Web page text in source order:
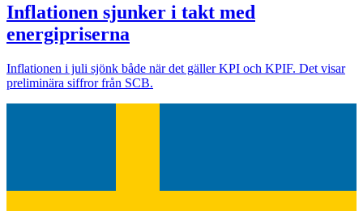
Inflationen sjunker i takt med
energipriserna
Inflationen i juli sjönk både när det gäller KPI och KPIF. Det visar
preliminära siffror från SCB.